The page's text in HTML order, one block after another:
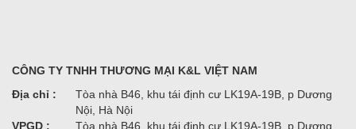
CÔNG TY TNHH THƯƠNG MẠI K&L VIỆT NAM
Địa chỉ :
Tòa nhà B46, khu tái định cư LK19A-19B, p Dương
Nội, Hà Nội
VPGD :
Tòa nhà B46, khu tái định cư LK19A-19B, p Dương